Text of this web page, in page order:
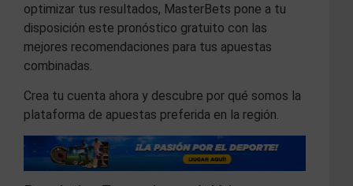
optimizar tus resultados, MasterBets pone a tu
disposición este pronóstico gratuito con las
mejores recomendaciones para tus apuestas
combinadas.
Crea tu cuenta ahora y descubre por qué somos la
plataforma de apuestas preferida en la región.